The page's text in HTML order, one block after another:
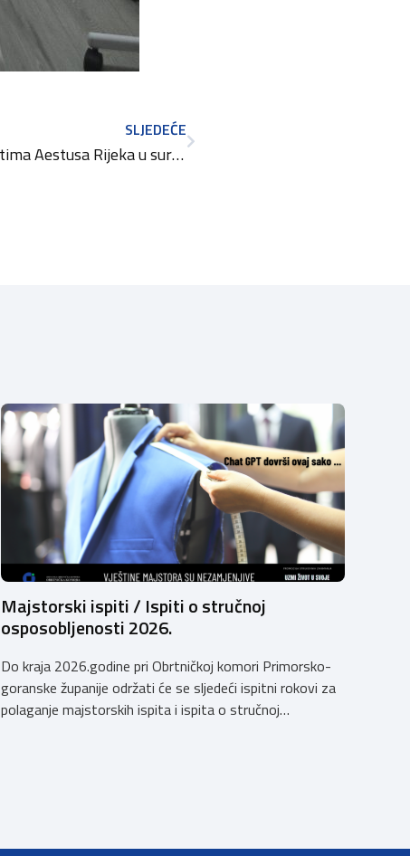
SLJEDEĆE
Održana edukacija Parra tima Aestusa Rijeka u suradnji sa OK PGŽ
Majstorski ispiti / Ispiti o stručnoj
osposobljenosti 2026.
Do kraja 2026.godine pri Obrtničkoj komori Primorsko-
goranske županije održati će se sljedeći ispitni rokovi za
polaganje majstorskih ispita i ispita o stručnoj